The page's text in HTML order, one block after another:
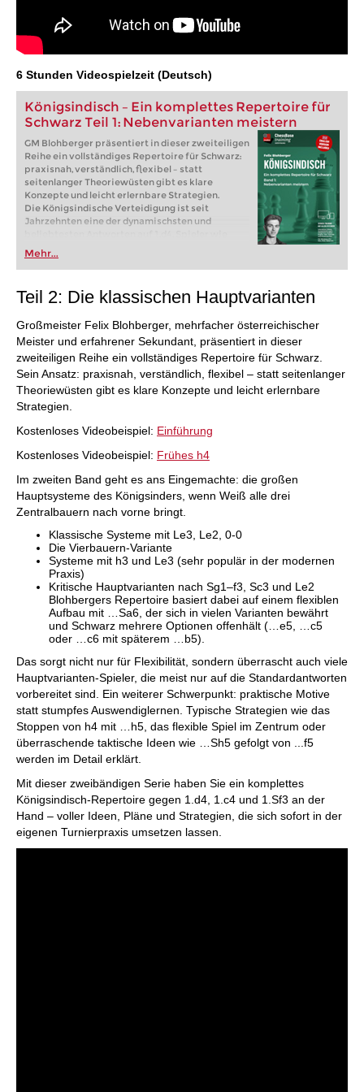
6 Stunden Videospielzeit (Deutsch)
Königsindisch – Ein komplettes Repertoire für
Schwarz Teil 1: Nebenvarianten meistern
GM Blohberger präsentiert in dieser zweiteiligen
Reihe ein vollständiges Repertoire für Schwarz:
praxisnah, verständlich, flexibel – statt
seitenlanger Theoriewüsten gibt es klare
Konzepte und leicht erlernbare Strategien.
Die Königsindische Verteidigung ist seit
Jahrzehnten eine der dynamischsten und
Garri Kasparow, Bobby Fischer oder Hikaru
Nakamura haben sie auf höchstem Niveau
eingesetzt – und sie begeistert bis heute, weil sie
reiche Angriffs- und Gegenspielmöglichkeiten
ein universelles System, das sich gegen 1.d4, 1.c4
und 1.Sf3 gleichermaßen anwenden lässt.
Großmeister Felix Blohberger, mehrfacher
österreichischer Meister und erfahrener
Sekundant, präsentiert in dieser zweiteiligen
Reihe ein vollständiges Repertoire für Schwarz.
Sein Ansatz: praxisnah, verständlich, flexibel –
statt seitenlanger Theoriewüsten gibt es klare
Konzepte und leicht erlernbare Strategien.
Kostenloses Videobeispiel: London System
Mehr...
Teil 2: Die klassischen Hauptvarianten
Großmeister Felix Blohberger, mehrfacher österreichischer
Meister und erfahrener Sekundant, präsentiert in dieser
zweiteiligen Reihe ein vollständiges Repertoire für Schwarz.
Sein Ansatz: praxisnah, verständlich, flexibel – statt seitenlanger
Theoriewüsten gibt es klare Konzepte und leicht erlernbare
Strategien.
Kostenloses Videobeispiel: Einführung
Kostenloses Videobeispiel: Frühes h4
Im zweiten Band geht es ans Eingemachte: die großen
Hauptsysteme des Königsinders, wenn Weiß alle drei
Zentralbauern nach vorne bringt.
Klassische Systeme mit Le3, Le2, 0-0
Die Vierbauern-Variante
Systeme mit h3 und Le3 (sehr populär in der modernen
Praxis)
Kritische Hauptvarianten nach Sg1–f3, Sc3 und Le2
Blohbergers Repertoire basiert dabei auf einem flexiblen
Aufbau mit …Sa6, der sich in vielen Varianten bewährt
und Schwarz mehrere Optionen offenhält (…e5, …c5
oder …c6 mit späterem …b5).
Das sorgt nicht nur für Flexibilität, sondern überrascht auch viele
Hauptvarianten-Spieler, die meist nur auf die Standardantworten
vorbereitet sind. Ein weiterer Schwerpunkt: praktische Motive
statt stumpfes Auswendiglernen. Typische Strategien wie das
Stoppen von h4 mit …h5, das flexible Spiel im Zentrum oder
überraschende taktische Ideen wie …Sh5 gefolgt von ...f5
werden im Detail erklärt.
Mit dieser zweibändigen Serie haben Sie ein komplettes
Königsindisch-Repertoire gegen 1.d4, 1.c4 und 1.Sf3 an der
Hand – voller Ideen, Pläne und Strategien, die sich sofort in der
eigenen Turnierpraxis umsetzen lassen.